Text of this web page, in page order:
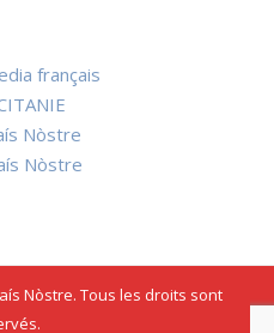
français
Nòstre
Nòstre
Nòstre. Tous les droits sont